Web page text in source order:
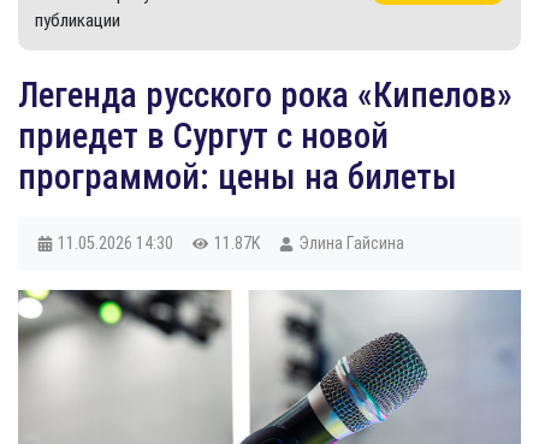
публикации
Легенда русского рока «Кипелов»
приедет в Сургут с новой
программой: цены на билеты
11.05.2026 14:30 11.87K Элина Гайсина